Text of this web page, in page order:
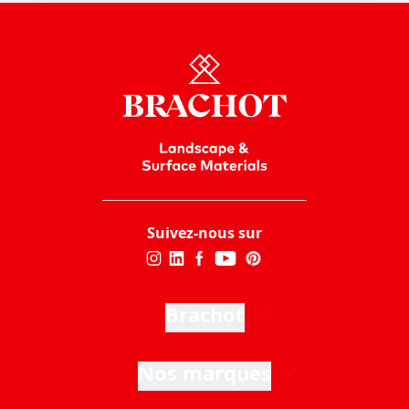
Suivez-nous sur